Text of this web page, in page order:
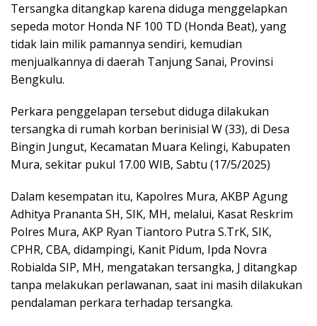
Tersangka ditangkap karena diduga menggelapkan
sepeda motor Honda NF 100 TD (Honda Beat), yang
tidak lain milik pamannya sendiri, kemudian
menjualkannya di daerah Tanjung Sanai, Provinsi
Bengkulu.
Perkara penggelapan tersebut diduga dilakukan
tersangka di rumah korban berinisial W (33), di Desa
Bingin Jungut, Kecamatan Muara Kelingi, Kabupaten
Mura, sekitar pukul 17.00 WIB, Sabtu (17/5/2025)
Dalam kesempatan itu, Kapolres Mura, AKBP Agung
Adhitya Prananta SH, SIK, MH, melalui, Kasat Reskrim
Polres Mura, AKP Ryan Tiantoro Putra S.TrK, SIK,
CPHR, CBA, didampingi, Kanit Pidum, Ipda Novra
Robialda SIP, MH, mengatakan tersangka, J ditangkap
tanpa melakukan perlawanan, saat ini masih dilakukan
pendalaman perkara terhadap tersangka.